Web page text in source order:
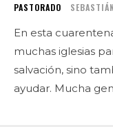
PASTORADO
En esta
muchas iglesias
salvación, sino
ayudar.